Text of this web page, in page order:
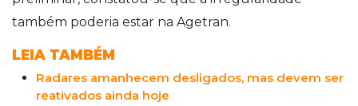
também poderia estar na Agetran.
LEIA TAMBÉM
Radares amanhecem desligados, mas devem ser
reativados ainda hoje